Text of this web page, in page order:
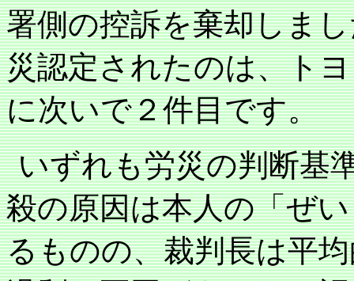
署側の控訴を棄却しま
災認定されたのは、ト
に次いで２件目です。
いずれも労災の判断基
殺の原因は本人の「ぜ
るものの、裁判長は平